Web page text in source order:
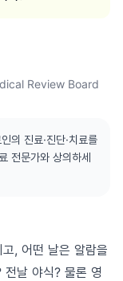
Review Board
의 진료·진단·치료를
전문가와 상의하세
, 어떤 날은 알람을
날 야식? 물론 영